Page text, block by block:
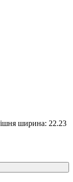
ширина: 22.23